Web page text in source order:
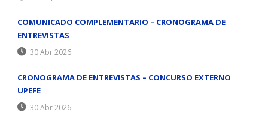
COMUNICADO COMPLEMENTARIO – CRONOGRAMA DE
ENTREVISTAS
30 Abr 2026
CRONOGRAMA DE ENTREVISTAS – CONCURSO EXTERNO
UPEFE
30 Abr 2026